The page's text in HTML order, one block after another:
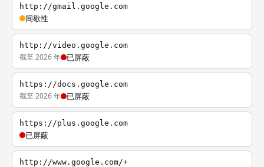
http://gmail.google.com
间歇性
http://video.google.com
截至 2026 年 已屏蔽
https://docs.google.com
截至 2026 年 已屏蔽
https://plus.google.com
已屏蔽
http://www.google.com/+